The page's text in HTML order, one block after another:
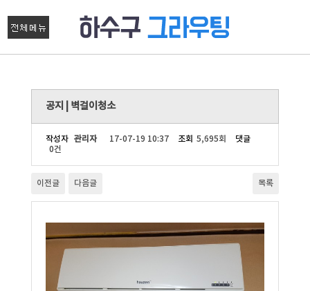
공지 | 벽걸이청소
작성자 관리자 17-07-19 10:37 조회 5,695회
댓글
0건
이전글 다음글 목록